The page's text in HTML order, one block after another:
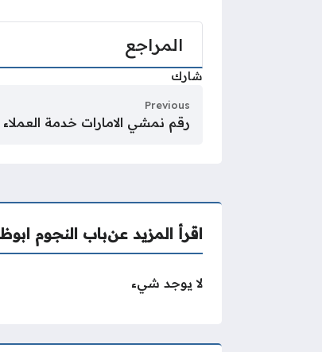
المراجع
شارك
Previous
رقم نمشي الامارات خدمة العملاء
اقرأ المزيد عنباب النجوم
لا يوجد شيء